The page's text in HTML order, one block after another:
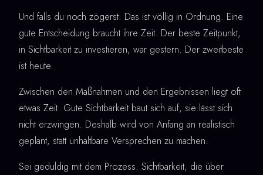
Und falls du noch zögerst: Das ist völlig in Ordnung. Eine
gute Entscheidung braucht ihre Zeit. Der beste Zeitpunkt,
in Sichtbarkeit zu investieren, war gestern. Der zweitbeste
ist heute.
Zwischen den Maßnahmen und den Ergebnissen liegt oft
etwas Zeit. Gute Sichtbarkeit baut sich auf, sie lässt sich
nicht erzwingen. Deshalb wird von Anfang an realistisch
geplant, statt unhaltbare Versprechen zu machen.
Sei geduldig mit dem Prozess. Sichtbarkeit, die über